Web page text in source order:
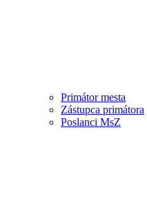
Primátor mesta
Zástupca primátora
Poslanci MsZ